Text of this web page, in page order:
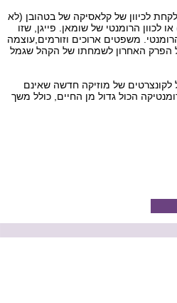
לכיוון של קלאסיקה של בטהובן (לא
סימפוניה מס` 10 של בטהובן ) או לכוון הרומנטי של שומאן. פייגן, שזו
משפטים ארוכים וזורמים,עוצמה
הפרק האחרון לשמחתו של הקהל שגמל
לקונצרטים של מוזיקה חדשה שאינם
הכול גדול מן החיים, כולל משך